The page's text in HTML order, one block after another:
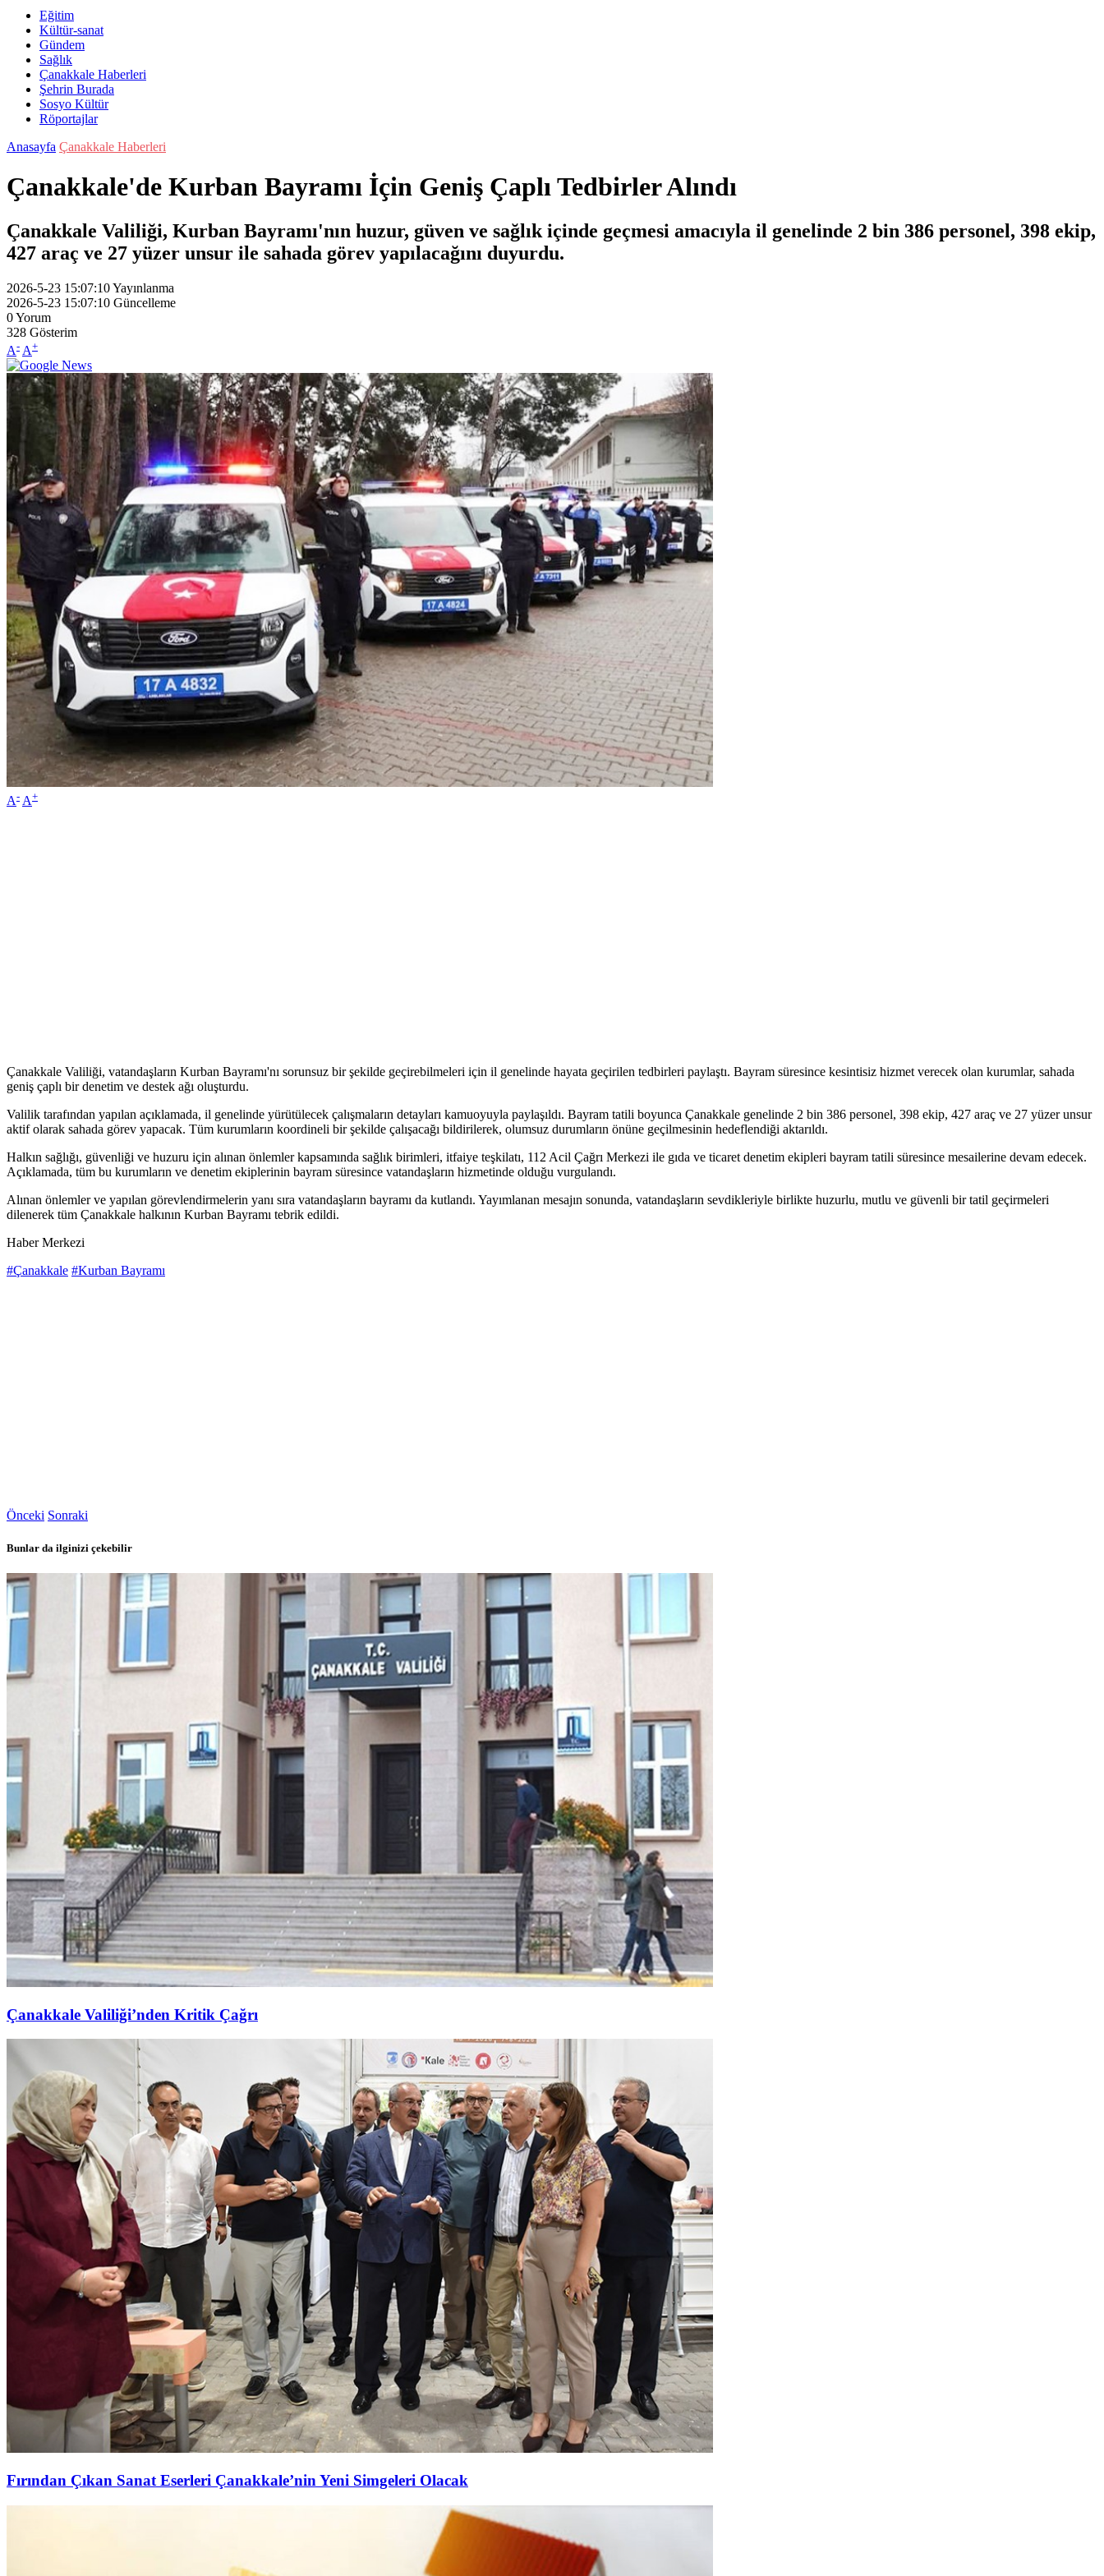
Eğitim
Kültür-sanat
Gündem
Sağlık
Çanakkale Haberleri
Şehrin Burada
Sosyo Kültür
Röportajlar
Anasayfa Çanakkale Haberleri
Çanakkale'de Kurban Bayramı İçin Geniş Çaplı Tedbirler Alındı
Çanakkale Valiliği, Kurban Bayramı'nın huzur, güven ve sağlık içinde geçmesi amacıyla il genelinde 2 bin 386 personel, 398 ekip,
427 araç ve 27 yüzer unsur ile sahada görev yapılacağını duyurdu.
2026-5-23 15:07:10Yayınlanma
2026-5-23 15:07:10 Güncelleme
0Yorum
328 Gösterim
A- A+
A- A+
Çanakkale Valiliği, vatandaşların Kurban Bayramı'nı sorunsuz bir şekilde geçirebilmeleri için il genelinde hayata geçirilen tedbirleri paylaştı. Bayram süresince kesintisiz hizmet verecek olan kurumlar, sahada
geniş çaplı bir denetim ve destek ağı oluşturdu.
Valilik tarafından yapılan açıklamada, il genelinde yürütülecek çalışmaların detayları kamuoyuyla paylaşıldı. Bayram tatili boyunca Çanakkale genelinde 2 bin 386 personel, 398 ekip, 427 araç ve 27 yüzer unsur
aktif olarak sahada görev yapacak. Tüm kurumların koordineli bir şekilde çalışacağı bildirilerek, olumsuz durumların önüne geçilmesinin hedeflendiği aktarıldı.
Halkın sağlığı, güvenliği ve huzuru için alınan önlemler kapsamında sağlık birimleri, itfaiye teşkilatı, 112 Acil Çağrı Merkezi ile gıda ve ticaret denetim ekipleri bayram tatili süresince mesailerine devam edecek.
Açıklamada, tüm bu kurumların ve denetim ekiplerinin bayram süresince vatandaşların hizmetinde olduğu vurgulandı.
Alınan önlemler ve yapılan görevlendirmelerin yanı sıra vatandaşların bayramı da kutlandı. Yayımlanan mesajın sonunda, vatandaşların sevdikleriyle birlikte huzurlu, mutlu ve güvenli bir tatil geçirmeleri
dilenerek tüm Çanakkale halkının Kurban Bayramı tebrik edildi.
Haber Merkezi
#Çanakkale #Kurban Bayramı
Önceki Sonraki
Bunlar da ilginizi çekebilir
Çanakkale Valiliği’nden Kritik Çağrı
Fırından Çıkan Sanat Eserleri Çanakkale’nin Yeni Simgeleri Olacak